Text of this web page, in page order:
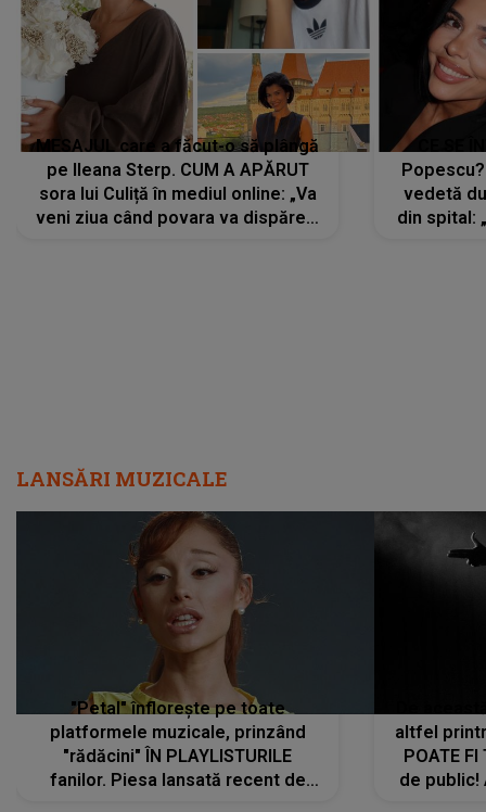
MESAJUL care a făcut-o să plângă
pe Ileana Sterp. CUM A APĂRUT
sora lui Culiță în mediul online: „Va
veni ziua când povara va dispărea,
vedetă
din spital:
LANSĂRI MUZICALE
"Petal" înflorește pe toate
platformele muzicale, prinzând
"rădăcini" ÎN PLAYLISTURILE
fanilor. Piesa lansată recent de
altfel
POATE FI
de public!